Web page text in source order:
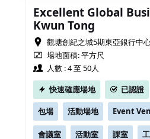
Excellent Global
Kwun Tong
觀塘創紀之城5期東亞銀行中
場地面積: 平方尺
人數 : 4 至 50人
快速確應場地
已認證
包場 活動場地 Event
會議室 活動室 課室